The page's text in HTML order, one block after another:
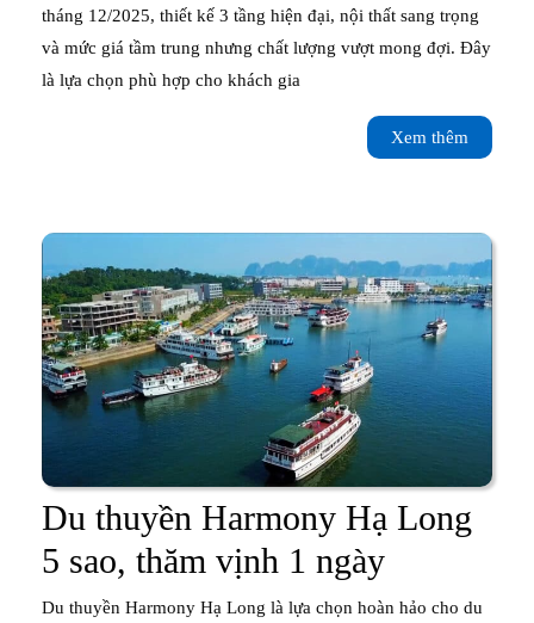
Hà
Bình
Star
Hạ
–
Hạ
thủy
12/2025
tháng 12/2025, thiết kế 3 tầng hiện đại, nội thất sang trọng
và mức giá tầm trung nhưng chất lượng vượt mong đợi. Đây
là lựa chọn phù hợp cho khách gia
Xem thêm
thêm
Du thuyền Harmony Hạ Long
5 sao, thăm vịnh 1 ngàyDu
thuyền
Du thuyền Harmony Hạ Long là lựa chọn hoàn hảo cho du